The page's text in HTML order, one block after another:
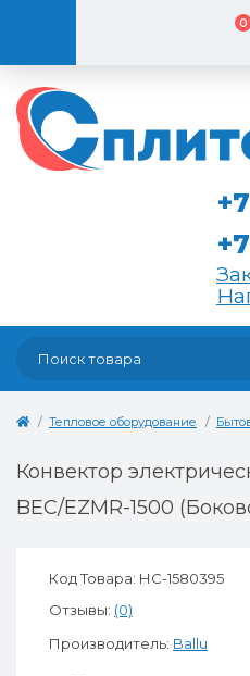
0
Тепловое оборудование
Конвектор
BEC/EZMR-1500
Код Товара: НС-1580395
Отзывы: (0)
Производитель: Ballu